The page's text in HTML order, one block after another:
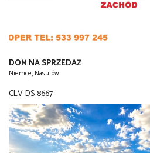
DOM NA SPRZEDAŻ
Niemce, Nasutów
CLV-DS-8667